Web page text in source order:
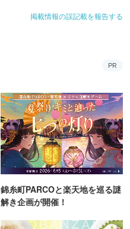
掲載情報の誤記載を報告する
PR
錦糸町PARCOと楽天地を巡る謎
解き企画が開催！